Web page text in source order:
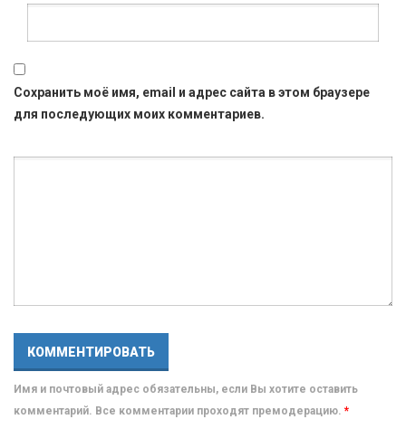
Сохранить моё имя, email и адрес сайта в этом браузере
для последующих моих комментариев.
Имя и почтовый адрес обязательны, если Вы хотите оставить
комментарий. Все комментарии проходят премодерацию. *